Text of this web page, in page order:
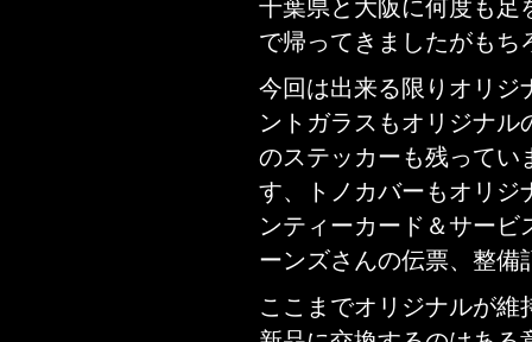
千葉県と大阪に何度も足
で帰ってきましたがもち
今回は出来る限りオリジ
ントガラスもオリジナ
のステッカーも残ってい
す、トノカバーもオリジ
ンティーカード＆サー
ーンズさんの伝票、整備
ここまでオリジナルが